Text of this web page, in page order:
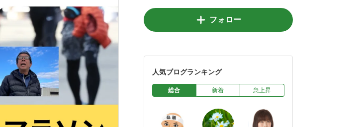
フォロー
人気ブログランキング
総合 新着 急上昇